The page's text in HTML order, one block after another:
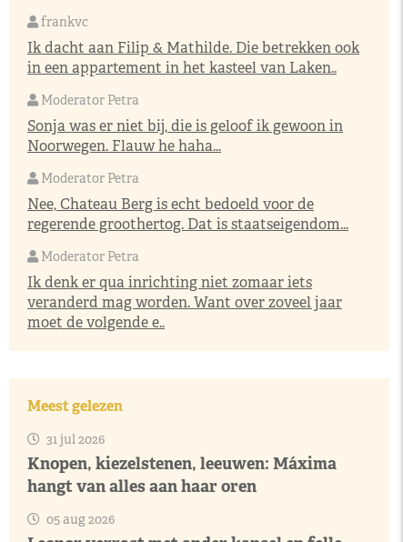
frankvc
Ik dacht aan Filip & Mathilde. Die betrekken ook
in een appartement in het kasteel van Laken..
Moderator Petra
Sonja was er niet bij, die is geloof ik gewoon in
Noorwegen. Flauw he haha...
Moderator Petra
Nee, Chateau Berg is echt bedoeld voor de
regerende groothertog. Dat is staatseigendom...
Moderator Petra
Ik denk er qua inrichting niet zomaar iets
veranderd mag worden. Want over zoveel jaar
moet de volgende e..
Meest gelezen
31 jul 2026
Knopen, kiezelstenen, leeuwen: Máxima
hangt van alles aan haar oren
05 aug 2026